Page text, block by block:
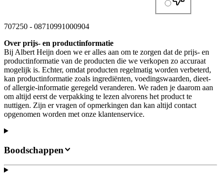
707250 - 08710991000904
Over prijs- en productinformatie
Bij Albert Heijn doen we er alles aan om te zorgen dat de prijs- en
productinformatie van de producten die we verkopen zo accuraat
mogelijk is. Echter, omdat producten regelmatig worden verbeterd,
kan productinformatie zoals ingrediënten, voedingswaarden, dieet-
of allergie-informatie geregeld veranderen. We raden je daarom aan
om altijd eerst de verpakking te lezen alvorens het product te
nuttigen. Zijn er vragen of opmerkingen dan kan altijd contact
opgenomen worden met onze klantenservice.
Boodschappen